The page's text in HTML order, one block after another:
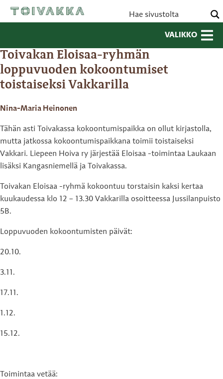
VALIKKO
Toivakan Eloisaa-ryhmän
loppuvuoden kokoontumiset
toistaiseksi Vakkarilla
Nina-Maria Heinonen
Tähän asti Toivakassa kokoontumispaikka on ollut kirjastolla,
mutta jatkossa kokoontumispaikkana toimii toistaiseksi
Vakkari. Liepeen Hoiva ry järjestää Eloisaa -toimintaa Laukaan
lisäksi Kangasniemellä ja Toivakassa.
Toivakan Eloisaa -ryhmä kokoontuu torstaisin kaksi kertaa
kuukaudessa klo 12 – 13.30 Vakkarilla osoitteessa Jussilanpuisto
5B.
Loppuvuoden kokoontumisten päivät:
20.10.
3.11.
17.11.
1.12.
15.12.
Toimintaa vetää: